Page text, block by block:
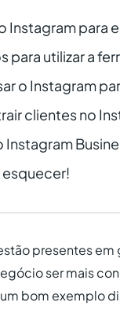
Instagram para
para utilizar a
o Instagram
clientes no
Instagram
esquecer!
presentes
ser mais
bom exemplo